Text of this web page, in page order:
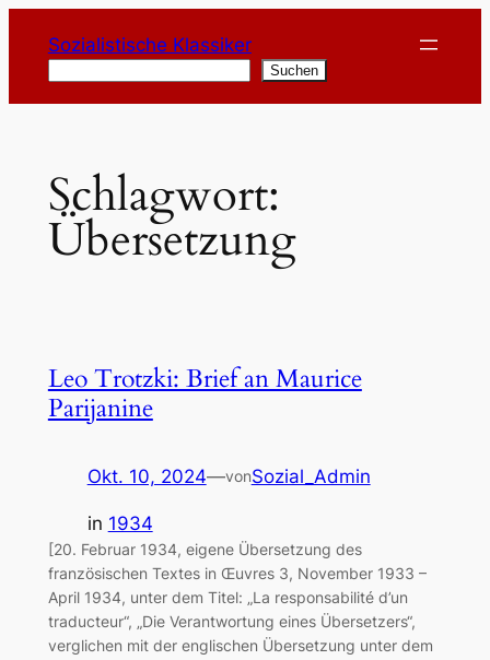
Inhalt
springen
Sozialistische Klassiker
Suchen
Schlagwort:
Übersetzung
Leo Trotzki: Brief an Maurice
Parijanine
Okt. 10, 2024—vonSozial_Admin
in 1934
[20. Februar 1934, eigene Übersetzung des
französischen Textes in Œuvres 3, November 1933 –
April 1934, unter dem Titel: „La responsabilité d’un
traducteur“, „Die Verantwortung eines Übersetzers“,
verglichen mit der englischen Übersetzung unter dem